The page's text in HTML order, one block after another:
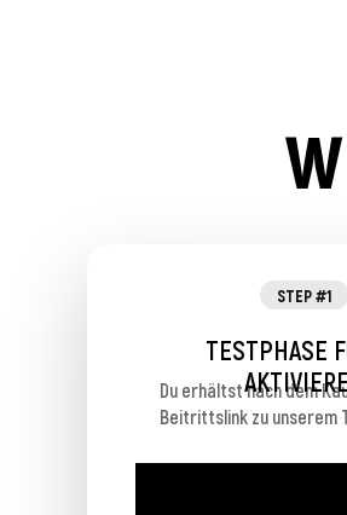
TESTPHASE
Du erhältst nach dem
Beitrittslink zu unserem
STEP #1